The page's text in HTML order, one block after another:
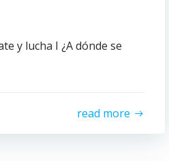
y lucha I ¿A dónde se
read more